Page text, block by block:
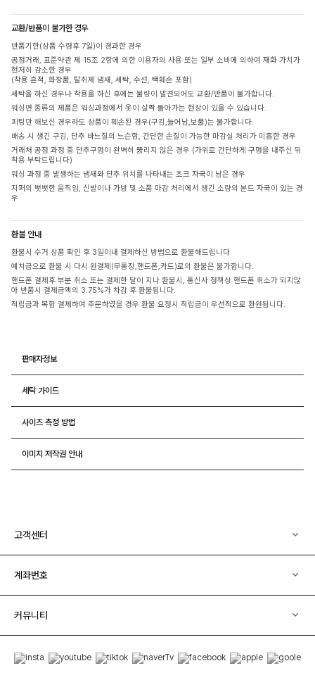
교환/반품이 불가한 경우
반품기한(상품 수령후 7일)이 경과한 경우
공정거래, 표준약관 제 15조 2항에 의한 이용자의 사용 또는 일부 소비에 의하여 재화 가치가
현저히 감소한 경우
(착용 흔적, 화장품, 탈취제 냄새, 세탁, 수선, 택훼손 포함)
세탁을 하신 경우나 착용을 하신 후에는 불량이 발견되어도 교환/반품이 불가합니다.
워싱면 종류의 제품은 워싱과정에서 옷이 살짝 돌아가는 현상이 있을 수 있습니다.
피팅만 해보신 경우라도 상품이 훼손된 경우(구김,늘어남,보풀)는 불가합니다.
배송 시 생긴 구김, 단추 바느질의 느슨함, 간단한 손질이 가능한 마감실 처리가 미흡한 경우
거래처 공정 과정 중 단추구멍이 완벽히 뚫리지 않은 경우 (가위로 간단하게 구멍을 내주신 뒤
착용 부탁드립니다)
워싱 과정 중 발생하는 냄새와 단추 위치를 나타내는 초크 자국이 남은 경우
지퍼의 뻣뻣한 움직임, 신발이나 가방 및 소품 마감 처리에서 생긴 소량의 본드 자국이 있는 경
우
환불 안내
환불시 수거 상품 확인 후 3일이내 결제하신 방법으로 환불해드립니다
예치금으로 환불 시 다시 원결제(무통장,핸드폰,카드)로의 환불은 불가합니다.
핸드폰 결제후 부분 취소 또는 결제한 달이 지나 환불시, 통신사 정책상 핸드폰 취소가 되지않
아 반품시 결제금액의 3.75%가 차감 후 환불됩니다.
적립금과 복합 결제하여 주문하였을 경우 환불 요청시 적립금이 우선적으로 환원됩니다.
판매자정보
세탁 가이드
사이즈 측정 방법
이미지 저작권 안내
고객센터
계좌번호
커뮤니티